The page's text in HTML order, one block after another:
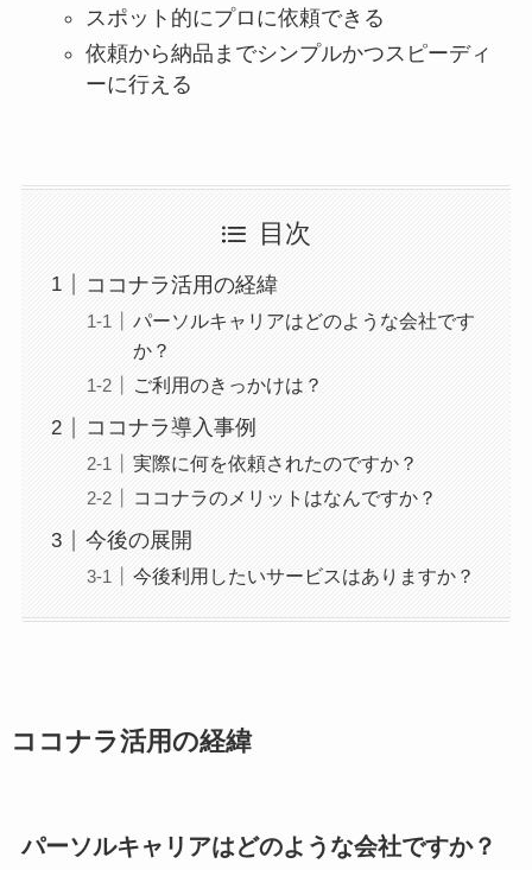
スポット的にプロに依頼できる
依頼から納品までシンプルかつスピーディ
ーに行える
目次
ココナラ活用の経緯
パーソルキャリアはどのような会社です
か？
ご利用のきっかけは？
ココナラ導入事例
実際に何を依頼されたのですか？
ココナラのメリットはなんですか？
今後の展開
今後利用したいサービスはありますか？
ココナラ活用の経緯
パーソルキャリアはどのような会社ですか？